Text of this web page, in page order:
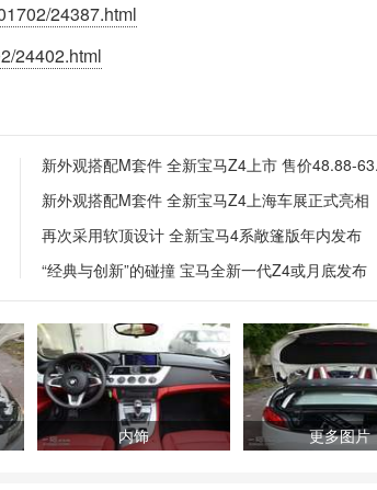
24387.html
24402.html
新外观搭配M套件 全新宝马Z4上市 售价48.88-
新外观搭配M套件 全新宝马Z4上海车展正式亮相
再次采用软顶设计 全新宝马4系敞篷版年内发布
“经典与创新”的碰撞 宝马全新一代Z4或月底发布
内饰 更多图片